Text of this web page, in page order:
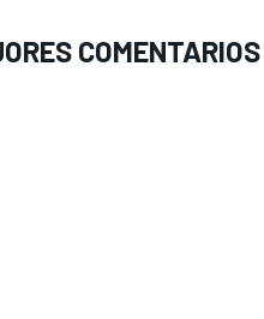
COMENTARIOS